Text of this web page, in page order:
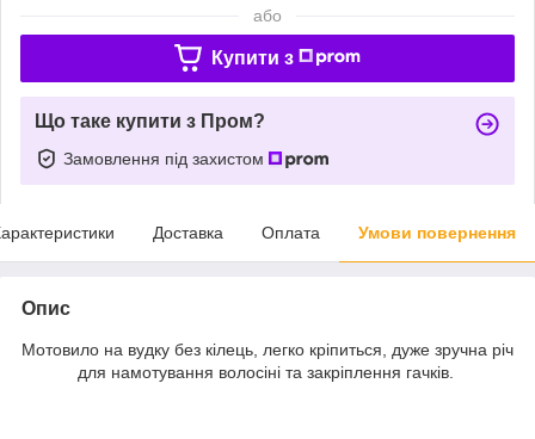
або
Купити з
Що таке купити з Пром?
Замовлення під захистом
Доставка Оплата Умови повернення
Опис
Мотовило на вудку без кілець, легко кріпиться, дуже зручна річ
для намотування волосіні та закріплення гачків.